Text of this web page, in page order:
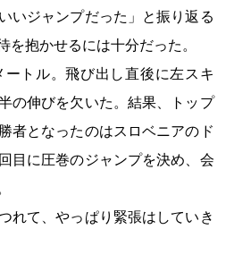
いジャンプだった」と振り返る
を抱かせるには十分だった。
ートル。飛び出し直後に左スキ
の伸びを欠いた。結果、トップ
者となったのはスロベニアのド
目に圧巻のジャンプを決め、会
れて、やっぱり緊張はしていき